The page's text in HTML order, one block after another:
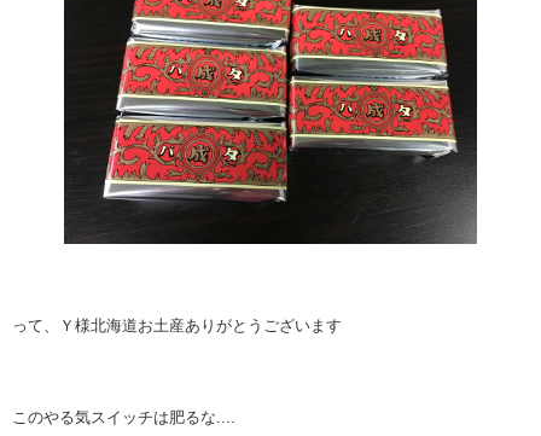
って、Ｙ様北海道お土産ありがとうございます
このやる気スイッチは肥るな....